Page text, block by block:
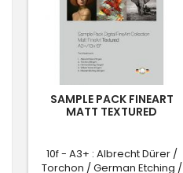
SAMPLE PACK FINEART
MATT TEXTURED
10f - A3+ : Albrecht Dürer /
Torchon / German Etching /